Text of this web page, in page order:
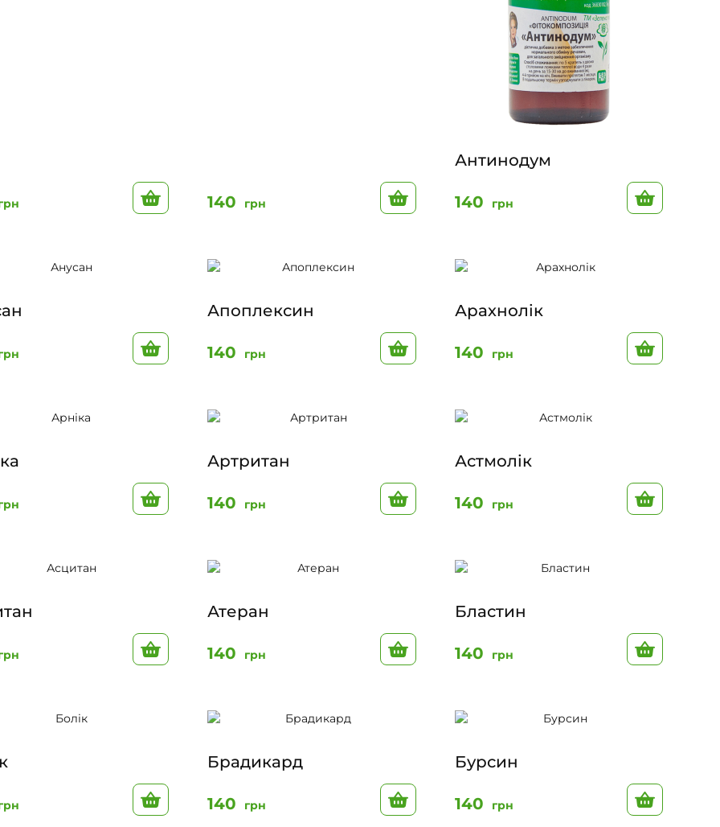
До кошику
140 грн До кошику
Антинодум
140 грн
До кошику
Апоплексин
140 грн До кошику
Арахнолік
140 грн
До кошику
Артритан
140 грн До кошику
Астмолік
140 грн
До кошику
Атеран
140 грн До кошику
Бластин
140 грн
До кошику
Брадикард
140 грн До кошику
Бурсин
140 грн